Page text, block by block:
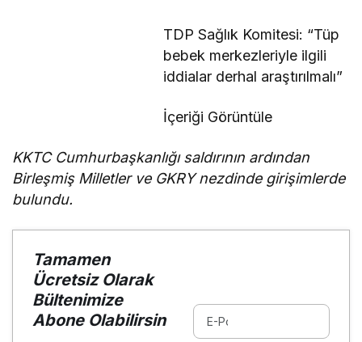
TDP Sağlık Komitesi: “Tüp
bebek merkezleriyle ilgili
iddialar derhal araştırılmalı”
İçeriği Görüntüle
KKTC Cumhurbaşkanlığı saldırının ardından
Birleşmiş Milletler ve GKRY nezdinde girişimlerde
bulundu.
Tamamen
Ücretsiz Olarak
Bültenimize
Abone Olabilirsin